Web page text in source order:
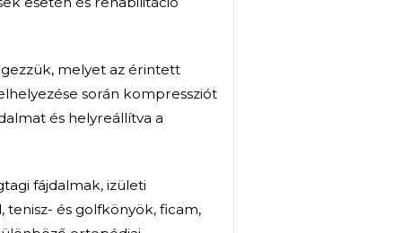
a fájdalom csökkentése, megszüntetése, a
mozdulatokat végezze, hogy elkerülje az akut
koordináció, erősítő